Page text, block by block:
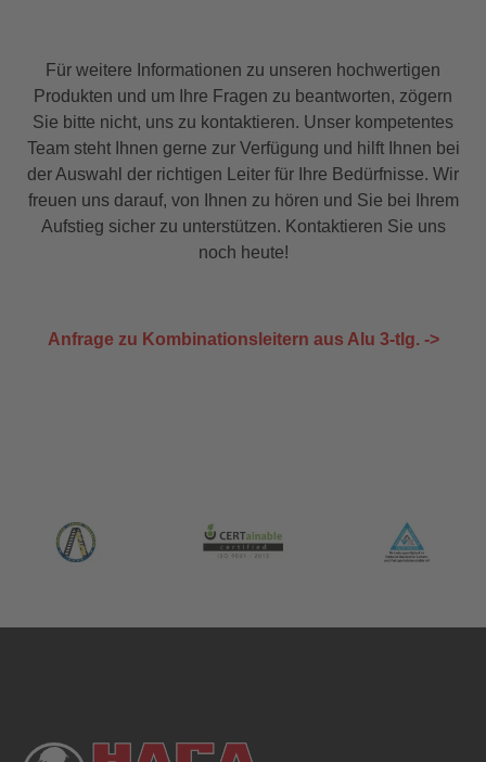
Für weitere Informationen zu unseren hochwertigen
Produkten und um Ihre Fragen zu beantworten, zögern
Sie bitte nicht, uns zu kontaktieren. Unser kompetentes
Team steht Ihnen gerne zur Verfügung und hilft Ihnen bei
der Auswahl der richtigen Leiter für Ihre Bedürfnisse. Wir
freuen uns darauf, von Ihnen zu hören und Sie bei Ihrem
Aufstieg sicher zu unterstützen. Kontaktieren Sie uns
noch heute!
Anfrage zu Kombinationsleitern aus Alu 3-tlg. ->